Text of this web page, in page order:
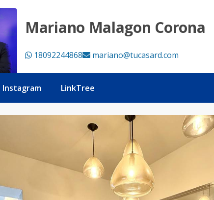
Mariano Malagon Corona
18092244868 mariano@tucasard.com
Instagram LinkTree
Morales - Tu Casa RD